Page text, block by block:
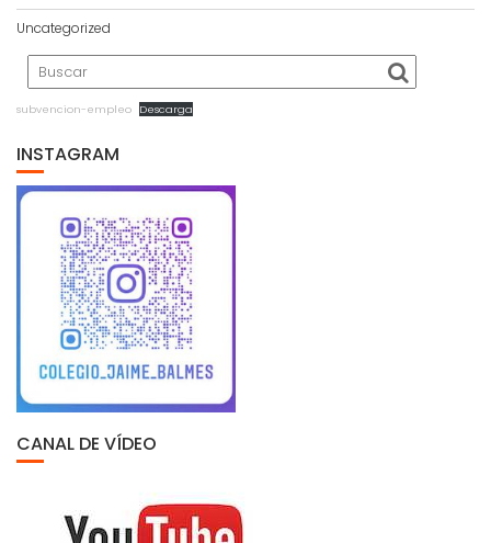
Uncategorized
subvencion-empleo Descarga
INSTAGRAM
CANAL DE VÍDEO